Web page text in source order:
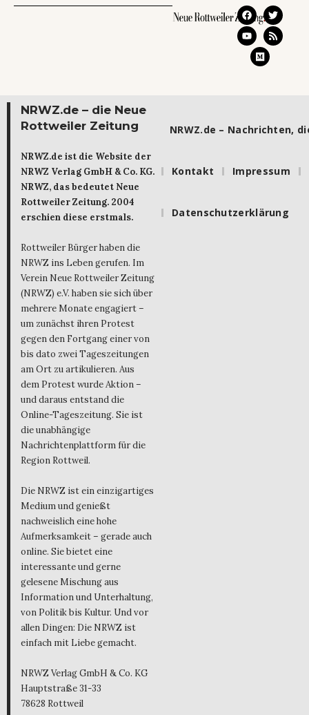
NRWZ.de – die Neue
Rottweiler Zeitung
NRWZ.de ist die Website der
NRWZ Verlag GmbH & Co. KG.
NRWZ, das bedeutet Neue
Rottweiler Zeitung. 2004
erschien diese erstmals.
Rottweiler Bürger haben die
NRWZ ins Leben gerufen. Im
Verein Neue Rottweiler Zeitung
(NRWZ) e.V. haben sie sich über
mehrere Monate engagiert –
um zunächst ihren Protest
gegen den Fortgang einer von
bis dato zwei Tageszeitungen
am Ort zu artikulieren. Aus
dem Protest wurde Aktion –
und daraus entstand die
Online-Tageszeitung. Sie ist
die unabhängige
Nachrichtenplattform für die
Region Rottweil.
Die NRWZ ist ein einzigartiges
Medium und genießt
nachweislich eine hohe
Aufmerksamkeit – gerade auch
online. Sie bietet eine
interessante und gerne
gelesene Mischung aus
Information und Unterhaltung,
von Politik bis Kultur. Und vor
allen Dingen: Die NRWZ ist
einfach mit Liebe gemacht.
NRWZ Verlag GmbH & Co. KG
Hauptstraße 31-33
78628 Rottweil
NRWZ.de – Nachrichten,
Kontakt Impressum
Datenschutzerklärung